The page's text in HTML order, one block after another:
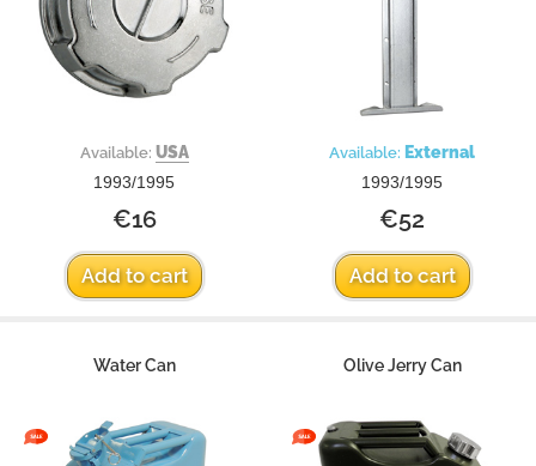
Available: USA
1993/1995
€16
Add to cart
Available: External
1993/1995
€52
Add to cart
Water Can Olive Jerry Can